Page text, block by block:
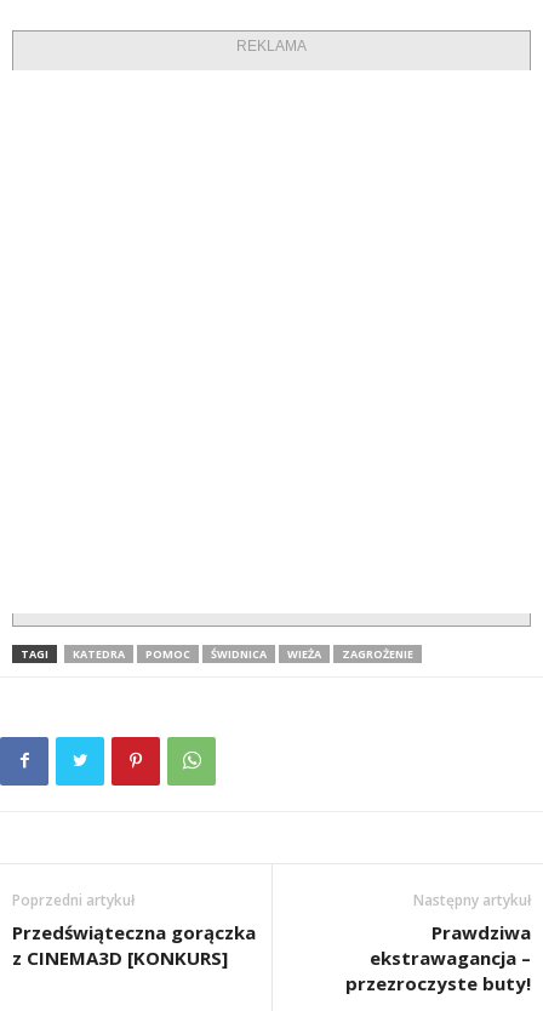
REKLAMA
TAGI KATEDRA POMOC ŚWIDNICA WIEŻA ZAGROŻENIE
Poprzedni artykuł
Przedświąteczna gorączka
z CINEMA3D [KONKURS]
Następny artykuł
Prawdziwa
ekstrawagancja –
przezroczyste buty!